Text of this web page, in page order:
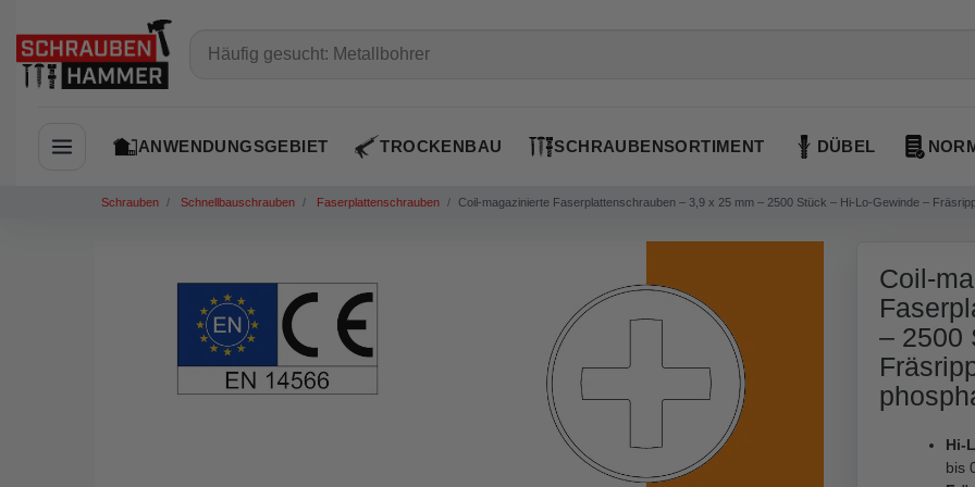
Navigation öffnen
ANWENDUNGSGEBIET TROCKENBAU SCHRAUBENSORTIMENT DÜBEL
Schrauben Schnellbauschrauben Faserplattenschrauben Coil-magazinierte Faserplattenschrauben – 3,9 x 25 mm – 2500 Stück – Hi-Lo-Gewinde –
Coil-
– 2500
Hi-
bis